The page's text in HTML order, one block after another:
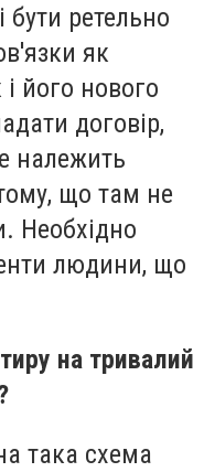
ретельно
як
його нового
договір,
належить
що там не
Необхідно
людини, що
на тривалий
така схема